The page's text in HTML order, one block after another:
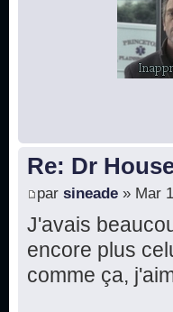
Re: Dr
par sineade » Mar
J'avais
encore plus
comme ça,